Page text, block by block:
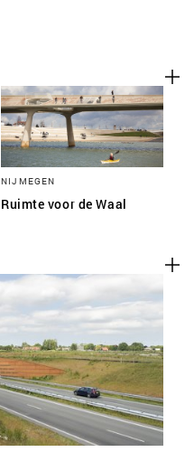
NIJMEGEN
Ruimte voor de Waal